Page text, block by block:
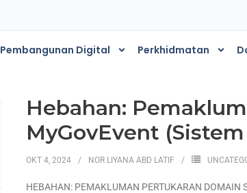
Pembangunan Digital Perkhidmatan
Hebahan:
MyGovEvent
OKT 4, 2024 NOR LIYANA ABD LATIF
HEBAHAN: PEMAKLUMAN PERTUKARAN